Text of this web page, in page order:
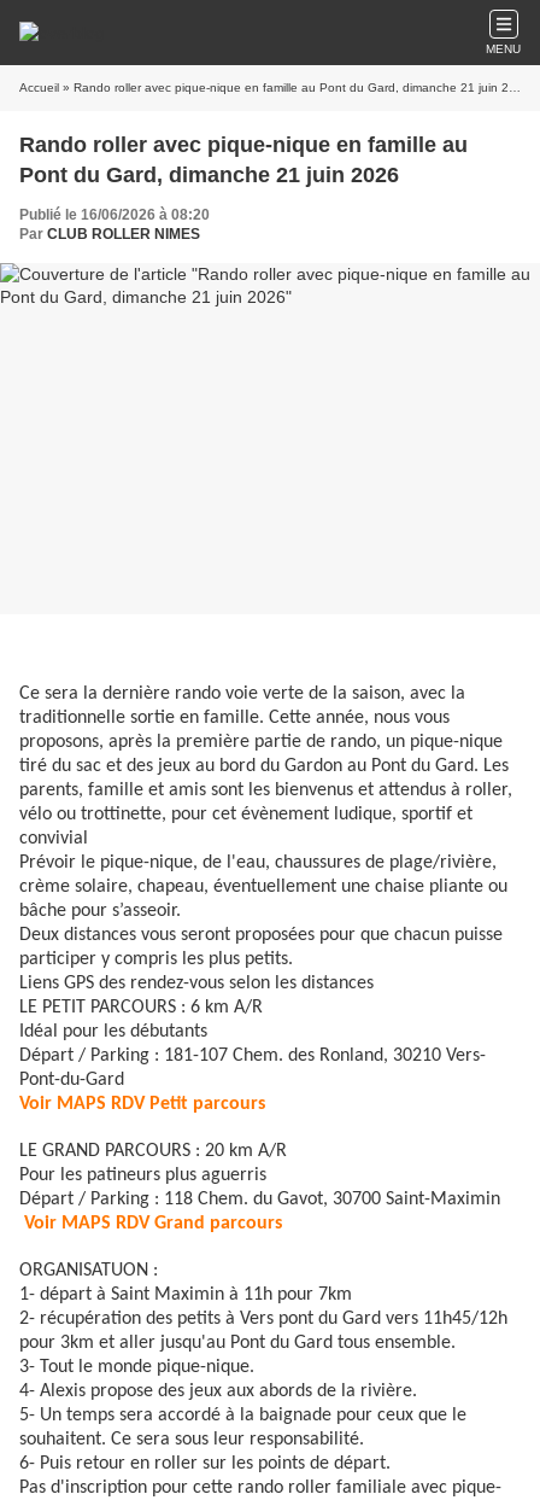
MENU
Accueil » Rando roller avec pique-nique en famille au Pont du Gard, dimanche 21 juin 2026
Rando roller avec pique-nique en famille au
Pont du Gard, dimanche 21 juin 2026
Publié le 16/06/2026 à 08:20
Par CLUB ROLLER NIMES
Ce sera la dernière rando voie verte de la saison, avec la
traditionnelle sortie en famille. Cette année, nous vous
proposons, après la première partie de rando, un pique-nique
tiré du sac et des jeux au bord du Gardon au Pont du Gard. Les
parents, famille et amis sont les bienvenus et attendus à roller,
vélo ou trottinette, pour cet évènement ludique, sportif et
convivial
Prévoir le pique-nique, de l'eau, chaussures de plage/rivière,
crème solaire, chapeau, éventuellement une chaise pliante ou
bâche pour s’asseoir.
Deux distances vous seront proposées pour que chacun puisse
participer y compris les plus petits.
Liens GPS des rendez-vous selon les distances
LE PETIT PARCOURS : 6 km A/R
​Idéal pour les débutants
​Départ / Parking : 181-107 Chem. des Ronland, 30210 Vers-
Pont-du-Gard
Voir MAPS RDV Petit parcours​
LE GRAND PARCOURS : 20 km A/R
​Pour les patineurs plus aguerris
​Départ / Parking : 118 Chem. du Gavot, 30700 Saint-Maximin
Voir MAPS RDV Grand parcours
ORGANISATUON :
1- départ à Saint Maximin à 11h pour 7km
2- récupération des petits à Vers pont du Gard vers 11h45/12h
pour 3km et aller jusqu'au Pont du Gard tous ensemble.
3- Tout le monde pique-nique.
4- Alexis propose des jeux aux abords de la rivière.
5- Un temps sera accordé à la baignade pour ceux que le
souhaitent. Ce sera sous leur responsabilité.
6- Puis retour en roller sur les points de départ.
Pas d'inscription pour cette rando roller familiale avec pique-